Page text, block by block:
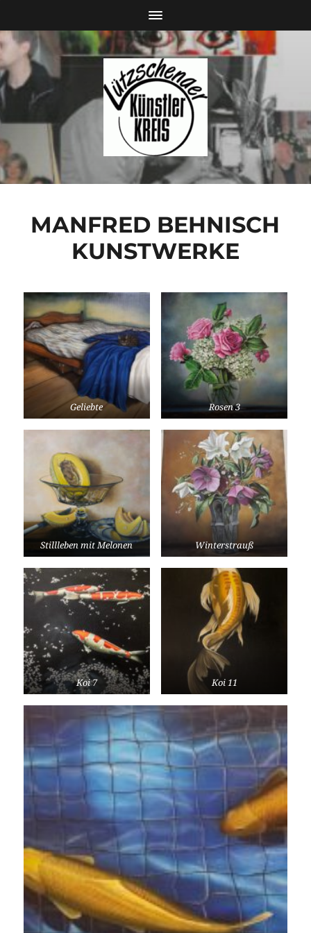
MANFRED BEHNISCH
KUNSTWERKE
Geliebte Rosen 3
Stillleben mit Melonen Winterstrauß
Koi 7 Koi 11